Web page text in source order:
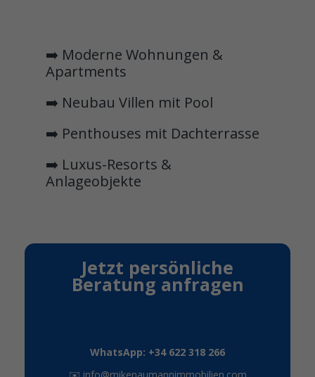
➡️ Moderne Wohnungen &
Apartments
➡️ Neubau Villen mit Pool
➡️ Penthouses mit Dachterrasse
➡️ Luxus-Resorts &
Anlageobjekte
Jetzt persönliche
Beratung anfragen
WhatsApp: +34 622 318 266